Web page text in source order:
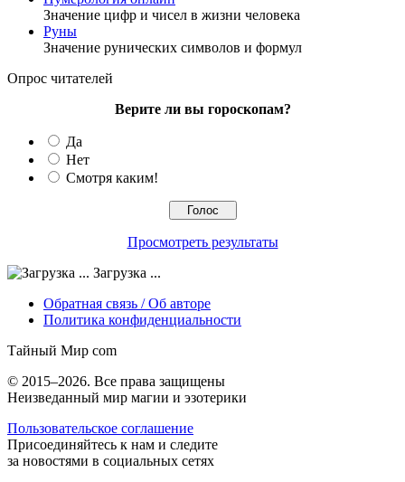
Значение цифр и чисел в жизни человека
Руны
Значение рунических символов и формул
Опрос читателей
Верите ли вы гороскопам?
Да
Нет
Смотря каким!
Просмотреть результаты
Загрузка ...
Обратная связь / Об авторе
Политика конфиденциальности
Тайный Мир com
© 2015–2026. Все права защищены
Неизведанный мир магии и эзотерики
Пользовательское соглашение
Присоединяйтесь к нам и следите
за новостями в социальных сетях